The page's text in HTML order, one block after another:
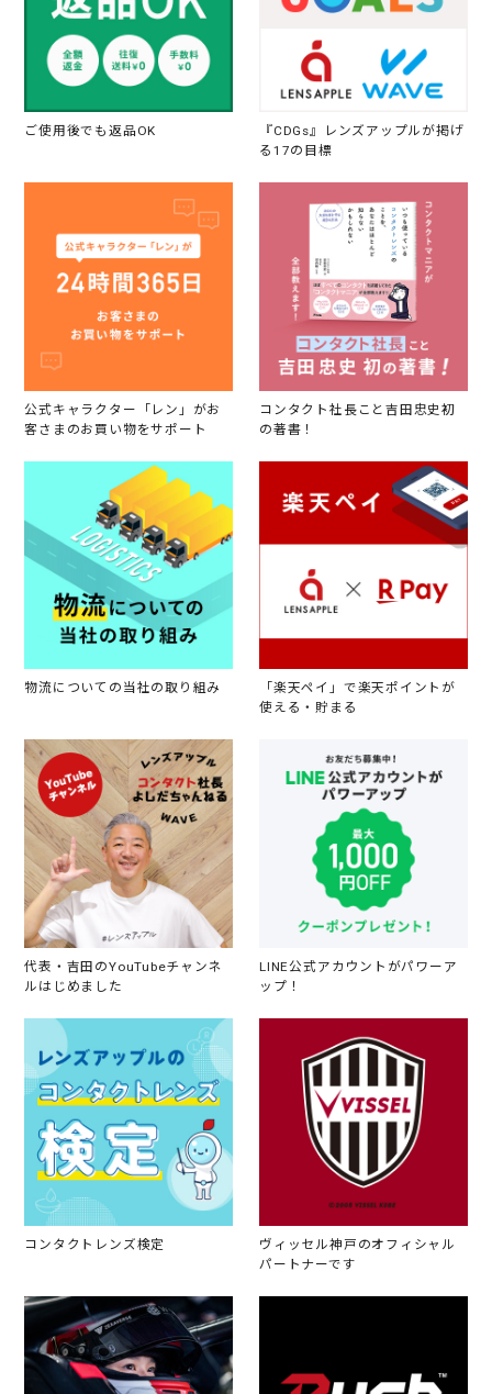
ご使用後でも返品OK
『CDGs』レンズアップルが掲げ
る17の目標
公式キャラクター「レン」がお
客さまのお買い物をサポート
コンタクト社長こと吉田忠史初
の著書！
物流についての当社の取り組み
「楽天ペイ」で楽天ポイントが
使える・貯まる
代表・吉田のYouTubeチャンネ
ルはじめました
LINE公式アカウントがパワーア
ップ！
コンタクトレンズ検定
ヴィッセル神戸のオフィシャル
パートナーです